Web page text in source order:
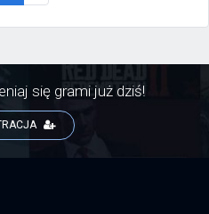
się grami już dziś!